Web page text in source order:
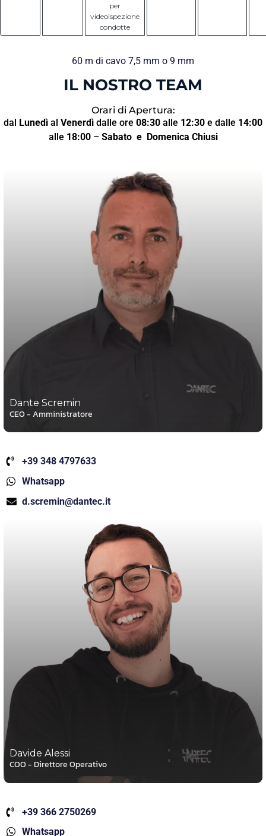
per
videoispezione
condotte
60 m di cavo 7,5 mm o 9 mm
IL NOSTRO TEAM
Orari di Apertura:
dal Lunedì al Venerdì dalle ore 08:30 alle 12:30 e dalle 14:00
alle 18:00– Sabato e Domenica Chiusi
Dante Scremin
CEO - Amministratore
+39 348 4797633
Whatsapp
d.scremin@dantec.it
Davide Alessi
COO - Direttore Operativo
+39 366 2750269
Whatsapp